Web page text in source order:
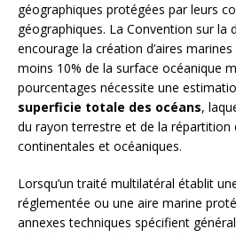
géographiques protégées par leurs
géographiques. La Convention sur la
encourage la création d’aires
moins 10% de la surface océanique
pourcentages nécessite une
superficie totale des océans,
du rayon terrestre et de la répartition
continentales et océaniques.
Lorsqu’un traité multilatéral établit
réglementée ou une aire marine
annexes techniques spécifient